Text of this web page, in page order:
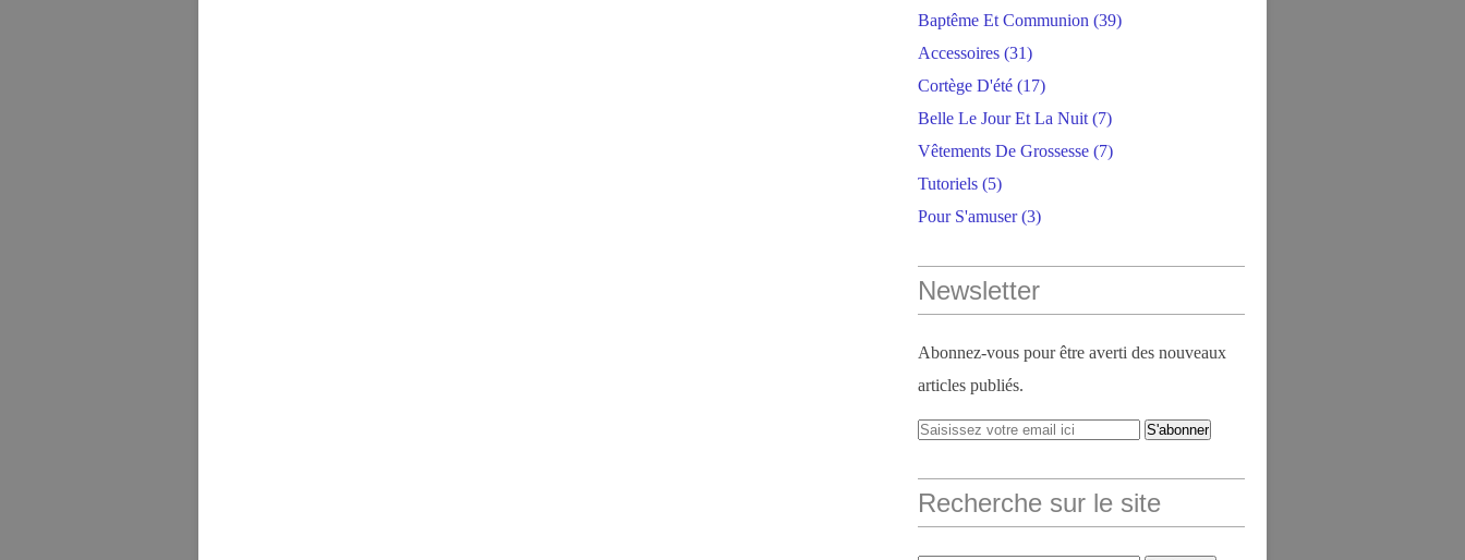
Baptême Et Communion (39)
Accessoires (31)
Cortège D'été (17)
Belle Le Jour Et La Nuit (7)
Vêtements De Grossesse (7)
Tutoriels (5)
Pour S'amuser(3)
Newsletter
Abonnez-vous pour être averti des nouveaux
articles publiés.
Recherche sur le site